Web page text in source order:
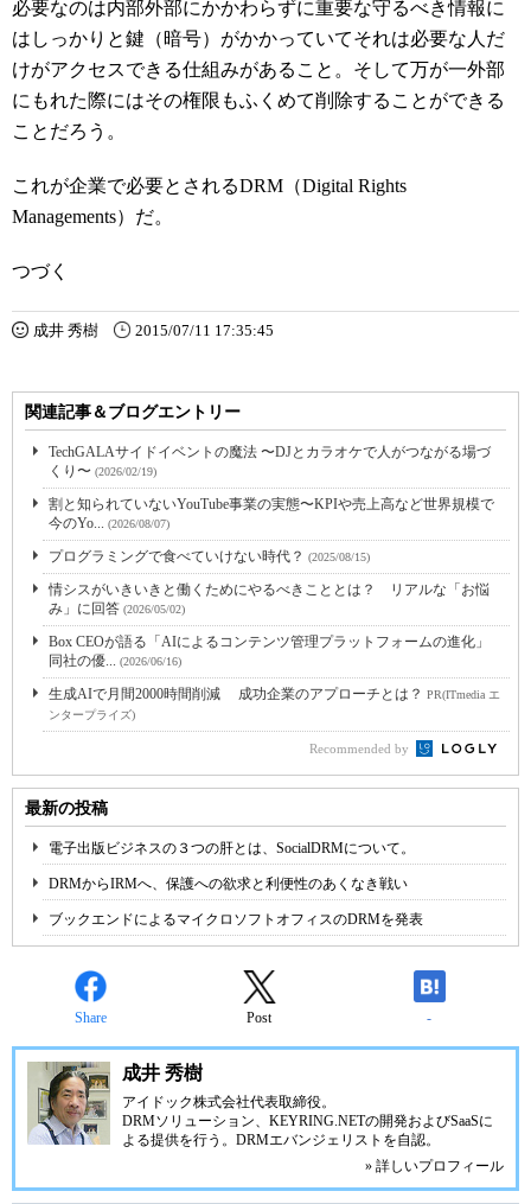
必要なのは内部外部にかかわらずに重要な守るべき情報に
はしっかりと鍵（暗号）がかかっていてそれは必要な人だ
けがアクセスできる仕組みがあること。そして万が一外部
にもれた際にはその権限もふくめて削除することができる
ことだろう。
これが企業で必要とされるDRM（Digital Rights
Managements）だ。
つづく
成井 秀樹 2015/07/11 17:35:45
関連記事＆ブログエントリー
TechGALAサイドイベントの魔法 〜DJとカラオケで人がつながる場づ
くり〜 (2026/02/19)
割と知られていないYouTube事業の実態〜KPIや売上高など世界規模で
今のYo... (2026/08/07)
プログラミングで食べていけない時代？ (2025/08/15)
情シスがいきいきと働くためにやるべきこととは？ リアルな「お悩
み」に回答 (2026/05/02)
Box CEOが語る「AIによるコンテンツ管理プラットフォームの進化」
同社の優... (2026/06/16)
生成AIで月間2000時間削減 成功企業のアプローチとは？ PR(ITmedia エ
ンタープライズ)
Recommended by
最新の投稿
電子出版ビジネスの３つの肝とは、SocialDRMについて。
DRMからIRMへ、保護への欲求と利便性のあくなき戦い
ブックエンドによるマイクロソフトオフィスのDRMを発表
Share Post -
成井 秀樹
アイドック株式会社代表取締役。
DRMソリューション、 KEYRING.NETの開発およびSaaSに
よる提供を行う。DRMエバンジェリストを自認。
» 詳しいプロフィール